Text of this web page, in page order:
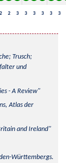
2 2 3 3 3 3 3 3
Trusch;
und
- A Review
Atlas der
and Ireland
Württembergs.